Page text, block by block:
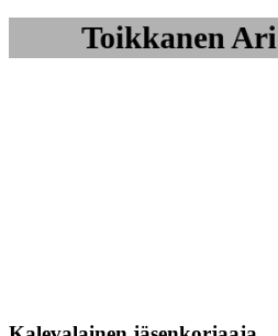
Toikkanen Ari